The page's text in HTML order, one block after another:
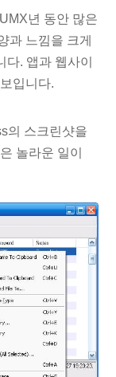
년 동안 많은
과 느낌을 크게
. 앱과 웹사이
입니다.
의 스크린샷을
놀라운 일이